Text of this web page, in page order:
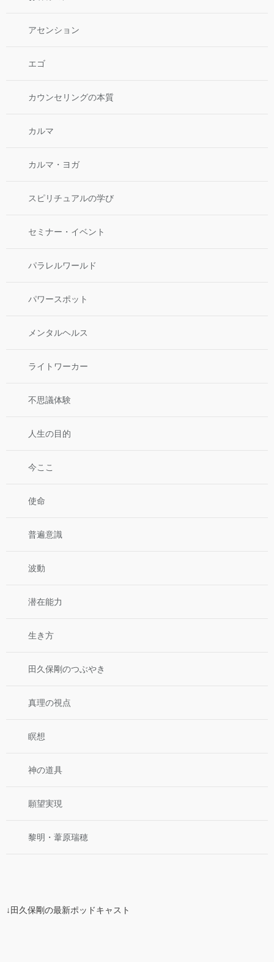
アセンション
エゴ
カウンセリングの本質
カルマ
カルマ・ヨガ
スピリチュアルの学び
セミナー・イベント
パラレルワールド
パワースポット
メンタルヘルス
ライトワーカー
不思議体験
人生の目的
今ここ
使命
普遍意識
波動
潜在能力
生き方
田久保剛のつぶやき
真理の視点
瞑想
神の道具
願望実現
黎明・葦原瑞穂
↓田久保剛の最新ポッドキャスト